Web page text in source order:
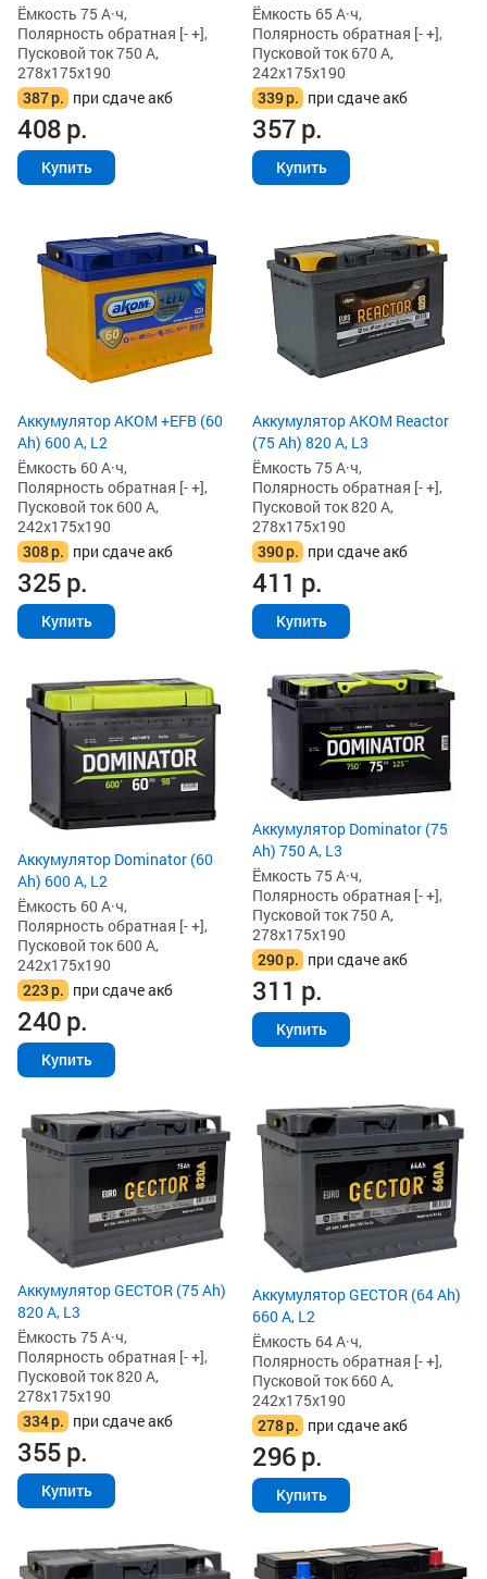
Ёмкость 75 А·ч,
Полярность обратная [- +],
Пусковой ток 750 А,
278x175x190
387р. при сдаче акб
408р.
Купить
Ёмкость 65 А·ч,
Полярность обратная [- +],
Пусковой ток 670 А,
242x175x190
339р. при сдаче акб
357р.
Купить
Аккумулятор AKOM +EFB (60
Ah) 600 А, L2
Ёмкость 60 А·ч,
Полярность обратная [- +],
Пусковой ток 600 А,
242x175x190
308р. при сдаче акб
325р.
Купить
Аккумулятор AKOM Reactor
(75 Ah) 820 А, L3
Ёмкость 75 А·ч,
Полярность обратная [- +],
Пусковой ток 820 А,
278x175x190
390р. при сдаче акб
411 р.
Купить
Аккумулятор Dominator (60
Ah) 600 А, L2
Ёмкость 60 А·ч,
Полярность обратная [- +],
Пусковой ток 600 А,
242x175x190
223р. при сдаче акб
240р.
Купить
Аккумулятор Dominator (75
Ah) 750 А, L3
Ёмкость 75 А·ч,
Полярность обратная [- +],
Пусковой ток 750 А,
278x175x190
290р. при сдаче акб
311 р.
Купить
Аккумулятор GECTOR (75 Ah)
820 А, L3
Ёмкость 75 А·ч,
Полярность обратная [- +],
Пусковой ток 820 А,
278x175x190
334р. при сдаче акб
355р.
Купить
Аккумулятор GECTOR (64 Ah)
660 А, L2
Ёмкость 64 А·ч,
Полярность обратная [- +],
Пусковой ток 660 А,
242x175x190
278р. при сдаче акб
296р.
Купить